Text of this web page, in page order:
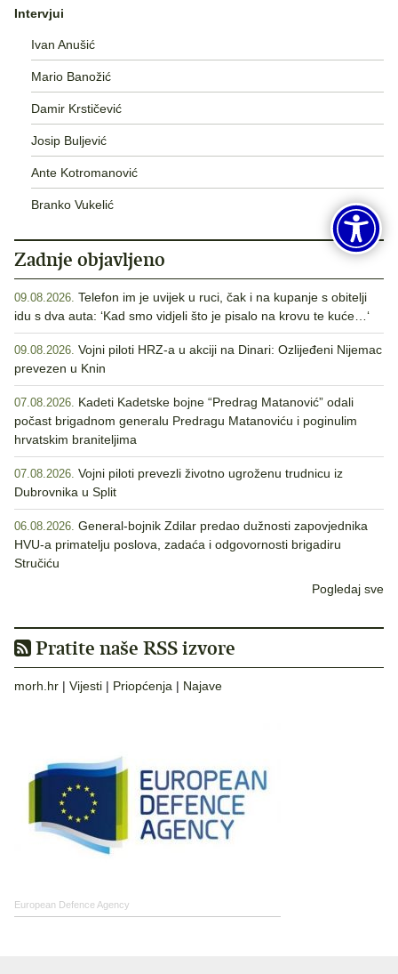
Intervjui
Ivan Anušić
Mario Banožić
Damir Krstičević
Josip Buljević
Ante Kotromanović
Branko Vukelić
Zadnje objavljeno
09.08.2026. Telefon im je uvijek u ruci, čak i na kupanje s obitelji
idu s dva auta: ‘Kad smo vidjeli što je pisalo na krovu te kuće…‘
09.08.2026. Vojni piloti HRZ-a u akciji na Dinari: Ozlijeđeni Nijemac
prevezen u Knin
07.08.2026. Kadeti Kadetske bojne “Predrag Matanović” odali
počast brigadnom generalu Predragu Matanoviću i poginulim
hrvatskim braniteljima
07.08.2026. Vojni piloti prevezli životno ugroženu trudnicu iz
Dubrovnika u Split
06.08.2026. General-bojnik Zdilar predao dužnosti zapovjednika
HVU-a primatelju poslova, zadaća i odgovornosti brigadiru
Stručiću
Pogledaj sve
Pratite naše RSS izvore
morh.hr | Vijesti | Priopćenja | Najave
European Defence Agency